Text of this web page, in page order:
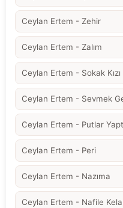
Ceylan Ertem - Zehir
Ceylan Ertem - Zalım
Ceylan Ertem - Sokak Kızı
Ceylan Ertem - Sevmek
Ceylan Ertem - Putlar
Ceylan Ertem - Peri
Ceylan Ertem - Nazıma
Ceylan Ertem - Nafile